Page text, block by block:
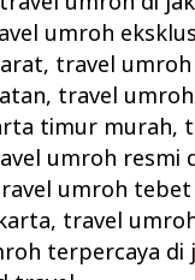
umroh
, travel
, travel
timur murah,
umroh resmi
umroh
, travel
terpercaya di